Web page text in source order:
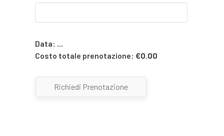
Data: ...
Costo totale prenotazione: €0.00